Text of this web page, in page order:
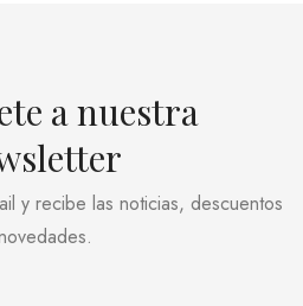
a nuestra
y recibe las noticias, descuentos